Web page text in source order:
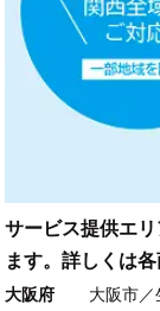
サービス提供エ
ます。詳しくは
大阪府
大阪市